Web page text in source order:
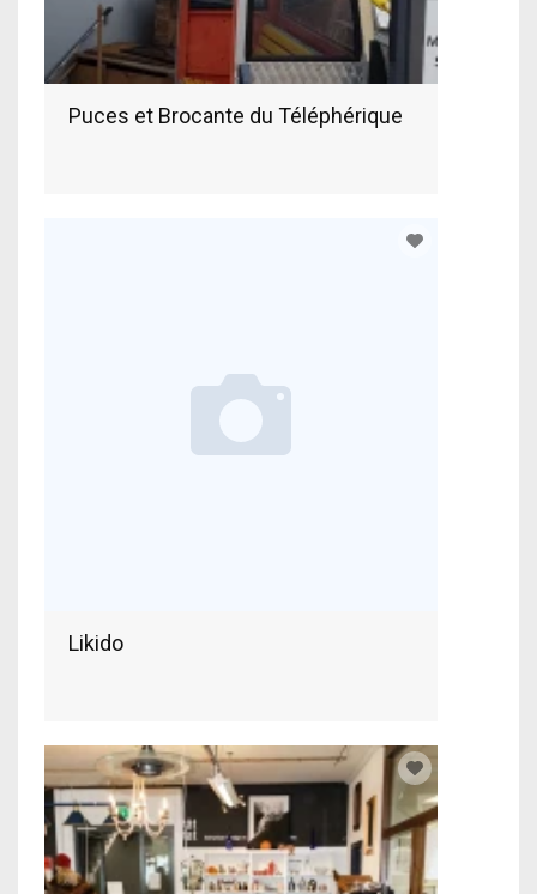
Puces et Brocante du Téléphérique
Likido